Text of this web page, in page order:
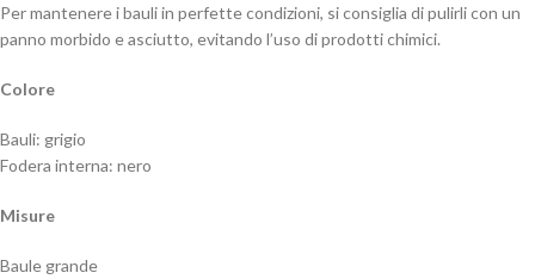
Per mantenere i bauli in perfette condizioni, si consiglia di pulirli con un
panno morbido e asciutto, evitando l’uso di prodotti chimici.
Colore
Bauli: grigio
Fodera interna: nero
Misure
Baule grande